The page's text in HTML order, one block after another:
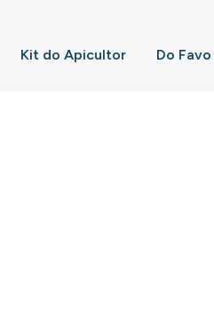
Kit do Apicultor Do